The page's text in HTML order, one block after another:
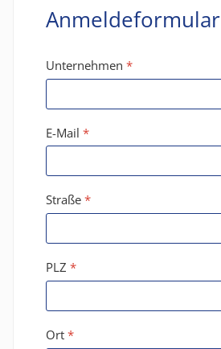
Anmeldeformular
Unternehmen *
E-Mail *
Straße *
PLZ *
Ort *